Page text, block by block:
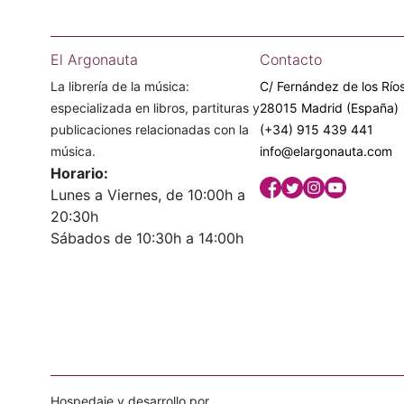
El Argonauta
La librería de la música:
especializada en libros, partituras y
publicaciones relacionadas con la
música.
Horario:
Lunes a Viernes, de 10:00h a
20:30h
Sábados de 10:30h a 14:00h
Contacto
C/ Fernández de los
28015 Madrid (España)
(+34) 915 439 441
info@elargonauta.com
Hospedaje y desarrollo por